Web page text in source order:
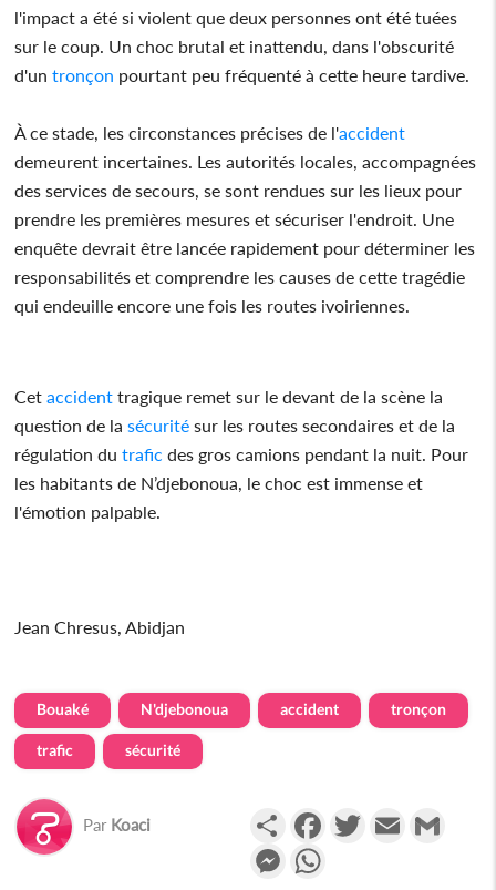
l'impact a été si violent que deux personnes ont été tuées
sur le coup. Un choc brutal et inattendu, dans l'obscurité
d'untronçon pourtant peu fréquenté à cette heure tardive.
À ce stade, les circonstances précises de l'accident
demeurent incertaines. Les autorités locales, accompagnées
des services de secours, se sont rendues sur les lieux pour
prendre les premières mesures et sécuriser l'endroit. Une
enquête devrait être lancée rapidement pour déterminer les
responsabilités et comprendre les causes de cette tragédie
qui endeuille encore une fois les routes ivoiriennes.
Cetaccident tragique remet sur le devant de la scène la
question de lasécurité sur les routes secondaires et de la
régulation dutrafic des gros camions pendant la nuit. Pour
les habitants de N’djebonoua, le choc est immense et
l'émotion palpable.
Jean Chresus, Abidjan
Bouaké N'djebonoua accident tronçon
trafic sécurité
Par Koaci PartagerFacebookTwitterEmail
Messenger